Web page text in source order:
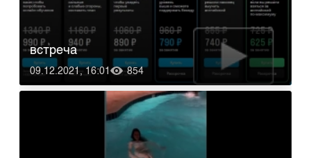
09.12.2021, 16:01 854
встреча